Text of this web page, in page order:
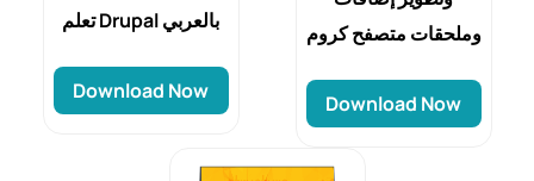
تعلم Drupal بالعربي
Download Now
وملحقات متصفح كروم
Download Now